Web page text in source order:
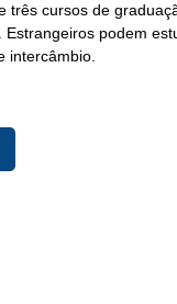
três cursos de
Estrangeiros podem
intercâmbio.